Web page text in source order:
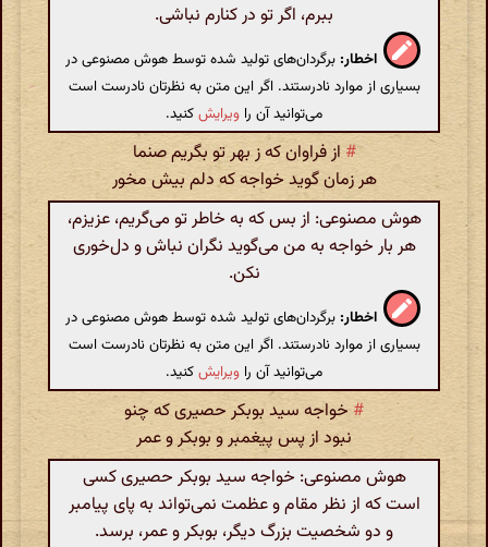
ببرم، اگر تو در کنارم نباشی.
اخطار: برگردان‌های تولید شده توسط هوش مصنوعی در
بسیاری از موارد نادرستند. اگر این متن به نظرتان نادرست است
می‌توانید آن را ویرایشکنید.
# از فراوان که ز بهر تو بگریم صنما
هر زمان گوید خواجه که دلم بیش مخور
هوش مصنوعی: از بس که به خاطر تو می‌گریم، عزیزم،
هر بار خواجه به من می‌گوید نگران نباش و دل‌خوری
نکن.
اخطار: برگردان‌های تولید شده توسط هوش مصنوعی در
بسیاری از موارد نادرستند. اگر این متن به نظرتان نادرست است
می‌توانید آن را ویرایشکنید.
# خواجه سید بوبکر حصیری که چنو
نبود از پس پیغمبر و بوبکر و عمر
هوش مصنوعی: خواجه سید بوبکر حصیری کسی
است که از نظر مقام و عظمت نمی‌تواند به پای پیامبر
و دو شخصیت بزرگ دیگر، بوبکر و عمر، برسد.